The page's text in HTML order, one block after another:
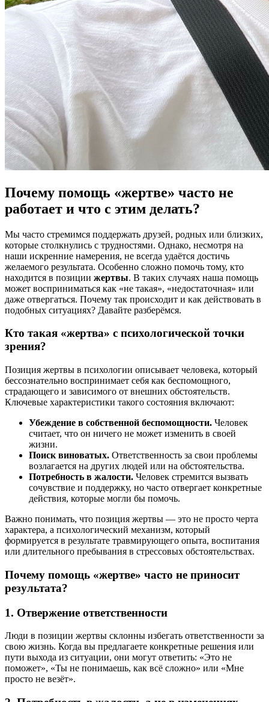
Почему помощь «жертве» часто не
работает и что с этим делать?
Мы часто стремимся поддержать друзей, родных или близких,
которые столкнулись с трудностями. Однако, несмотря на
наши искренние намерения, не всегда удаётся достичь
желаемого результата. Особенно сложно помочь тому, кто
находится в позиции жертвы. В таких случаях наша помощь
может восприниматься как «не такая», «недостаточная» или
даже отвергаться. Почему так происходит и как действовать в
подобных ситуациях? Давайте разберёмся.
Кто такая «жертва» с психологической точки
зрения?
Позиция жертвы в психологии описывает человека, который
бессознательно воспринимает себя как беспомощного,
страдающего и зависимого от внешних обстоятельств.
Ключевые характеристики такого состояния включают:
Убеждение в собственной беспомощности. Человек
считает, что он ничего не может изменить в своей
жизни.
Поиск виноватых. Ответственность за свои проблемы
возлагается на других людей или на обстоятельства.
Потребность в жалости. Человек стремится вызвать
сочувствие и поддержку, но часто отвергает конкретные
действия, которые могли бы помочь.
Важно понимать, что позиция жертвы — это не просто черта
характера, а психологический механизм, который
формируется в результате травмирующего опыта, воспитания
или длительного пребывания в стрессовых обстоятельствах.
Почему помощь «жертве» часто не приносит
результата?
1. Отвержение ответственности
Люди в позиции жертвы склонны избегать ответственности за
свою жизнь. Когда вы предлагаете конкретные решения или
пути выхода из ситуации, они могут ответить: «Это не
поможет», «Ты не понимаешь, как всё сложно» или «Мне
просто не везёт».